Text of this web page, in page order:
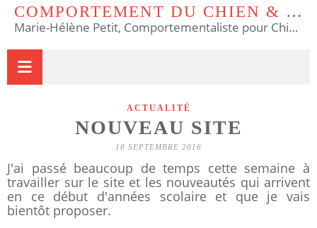
COMPORTEMENT DU CHIEN & DU CHAT
Marie-Hélène Petit, Comportementaliste pour Chiens et Chats & Educateur Canin.
ACTUALITÉ
NOUVEAU SITE
10 SEPTEMBRE 2016
J'ai passé beaucoup de temps cette semaine à
travailler sur le site et les nouveautés qui arrivent
en ce début d'années scolaire et que je vais
bientôt proposer.